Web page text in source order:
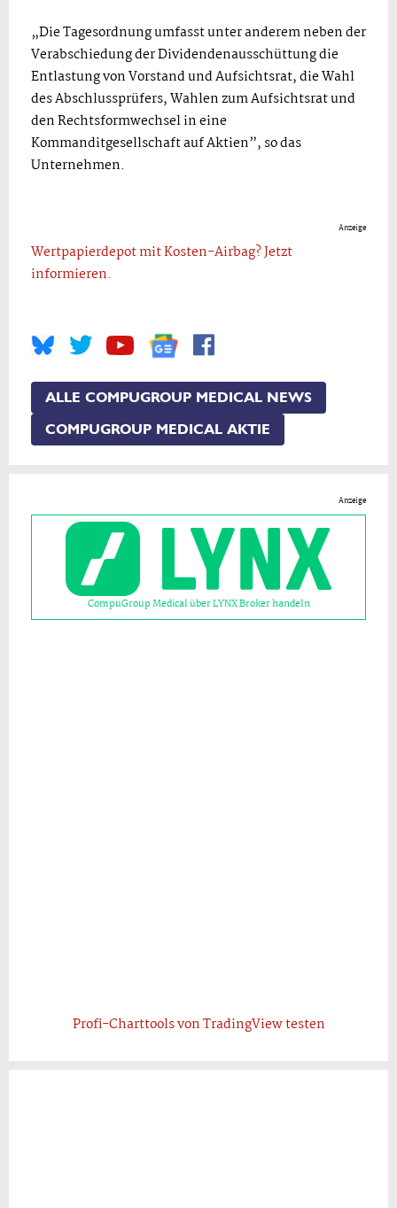
„Die Tagesordnung umfasst unter anderem neben der
Verabschiedung der Dividendenausschüttung die
Entlastung von Vorstand und Aufsichtsrat, die Wahl
des Abschlussprüfers, Wahlen zum Aufsichtsrat und
den Rechtsformwechsel in eine
Kommanditgesellschaft auf Aktien”, so das
Unternehmen.
Anzeige
Wertpapierdepot mit Kosten-Airbag? Jetzt
informieren.
ALLE COMPUGROUP MEDICAL NEWS
COMPUGROUP MEDICAL AKTIE
Anzeige
CompuGroup Medical über LYNX Broker handeln
Profi-Charttools von TradingView testen